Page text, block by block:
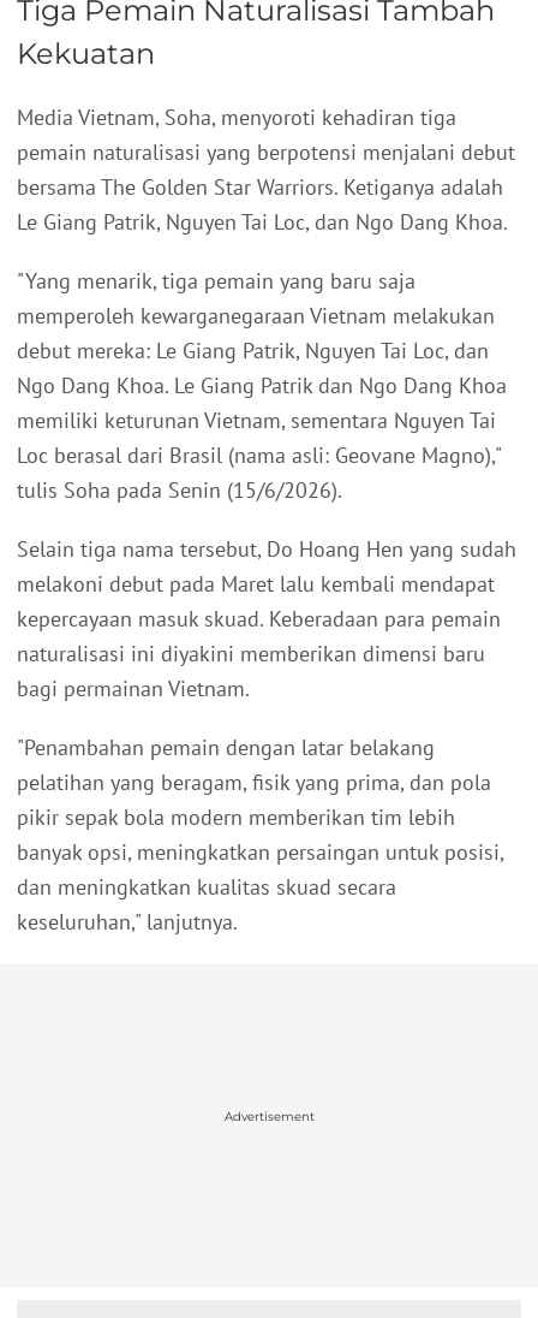
Tiga Pemain Naturalisasi Tambah
Kekuatan
Media Vietnam, Soha, menyoroti kehadiran tiga
pemain naturalisasi yang berpotensi menjalani debut
bersama The Golden Star Warriors. Ketiganya adalah
Le Giang Patrik, Nguyen Tai Loc, dan Ngo Dang Khoa.
"Yang menarik, tiga pemain yang baru saja
memperoleh kewarganegaraan Vietnam melakukan
debut mereka: Le Giang Patrik, Nguyen Tai Loc, dan
Ngo Dang Khoa. Le Giang Patrik dan Ngo Dang Khoa
memiliki keturunan Vietnam, sementara Nguyen Tai
Loc berasal dari Brasil (nama asli: Geovane Magno),"
tulis Soha pada Senin (15/6/2026).
Selain tiga nama tersebut, Do Hoang Hen yang sudah
melakoni debut pada Maret lalu kembali mendapat
kepercayaan masuk skuad. Keberadaan para pemain
naturalisasi ini diyakini memberikan dimensi baru
bagi permainan Vietnam.
"Penambahan pemain dengan latar belakang
pelatihan yang beragam, fisik yang prima, dan pola
pikir sepak bola modern memberikan tim lebih
banyak opsi, meningkatkan persaingan untuk posisi,
dan meningkatkan kualitas skuad secara
keseluruhan," lanjutnya.
Advertisement